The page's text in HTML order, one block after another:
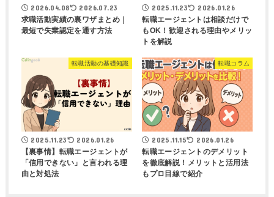
2026.04.08 2026.07.23
求職活動実績の裏ワザまとめ｜
最短で失業認定を通す方法
2025.11.23 2026.01.26
転職エージェントは相談だけで
もOK！歓迎される理由やメリッ
トを解説
転職活動の基礎知識
2025.11.23 2026.01.26
【裏事情】転職エージェントが
「信用できない」と言われる理
由と対処法
転職コラム
2025.11.15 2026.01.26
転職エージェントのデメリット
を徹底解説！メリットと活用法
もプロ目線で紹介